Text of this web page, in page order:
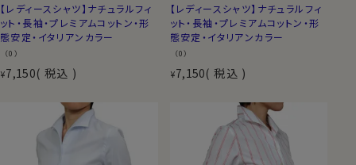
【レディースシャツ】ナチュラルフィ
ット・長袖・プレミアムコットン・形
態安定・イタリアンカラー
（0）
¥7,150 税込
【レディースシャツ】ナチュラルフィ
ット・長袖・プレミアムコットン・形
態安定・イタリアンカラー
（0）
¥7,150 税込